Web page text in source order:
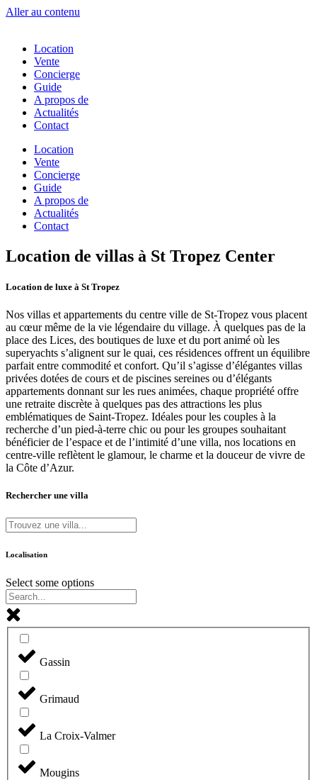
Aller au contenu
Location
Vente
Concierge
Guide
A propos de
Actualités
Contact
Location
Vente
Concierge
Guide
A propos de
Actualités
Contact
Location de villas à St Tropez Center
Location de luxe à St Tropez
Nos villas et appartements du centre ville de St-Tropez vous placent
au cœur même de la vie légendaire du village. À quelques pas de la
place des Lices, des boutiques de luxe et du port animé où les
superyachts s’alignent sur le quai, ces résidences offrent un équilibre
parfait entre commodité et confort. Qu’il s’agisse d’élégantes villas
privées dotées de cours et de piscines sereines ou d’élégants
appartements donnant sur les rues animées, chaque propriété offre
une retraite discrète à quelques pas des attractions les plus
emblématiques de Saint-Tropez. Idéales pour les couples à la
recherche d’un pied-à-terre chic ou pour les groupes souhaitant
bénéficier de l’espace et de l’intimité d’une villa, nos locations en
centre-ville reflètent le glamour, le charme et la douceur de vivre de
la Côte d’Azur.
Rechercher une villa
Localisation
Select some options
Gassin
Grimaud
La Croix-Valmer
Mougins